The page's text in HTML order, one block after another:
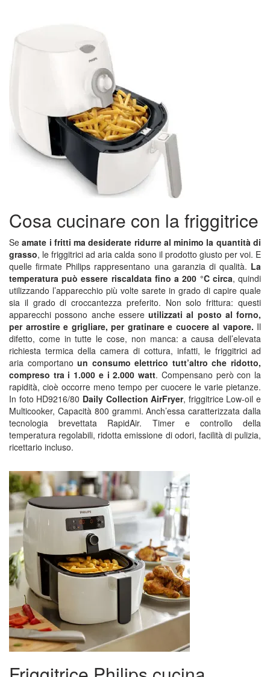
Cosa cucinare con la friggitrice
Seamate i fritti ma desiderate ridurre al minimo la quantità di
grasso, le friggitrici ad aria calda sono il prodotto giusto per voi. E
quelle firmate Philips rappresentano una garanzia di qualità. La
temperatura può essere riscaldata fino a 200 °C circa, quindi
utilizzando l’apparecchio più volte sarete in grado di capire quale
sia il grado di croccantezza preferito. Non solo frittura: questi
apparecchi possono anche essere utilizzati al posto al forno,
per arrostire e grigliare, per gratinare e cuocere al vapore. Il
difetto, come in tutte le cose, non manca: a causa dell’elevata
richiesta termica della camera di cottura, infatti, le friggitrici ad
aria comportanoun consumo elettrico tutt’altro che ridotto,
compreso tra i 1.000 e i 2.000 watt. Compensano però con la
rapidità, cioè occorre meno tempo per cuocere le varie pietanze.
In foto HD9216/80 Daily Collection AirFryer, friggitrice Low-oil e
Multicooker, Capacità 800 grammi. Anch’essa caratterizzata dalla
tecnologia brevettata RapidAir. Timer e controllo della
temperatura regolabili, ridotta emissione di odori, facilità di pulizia,
ricettario incluso.